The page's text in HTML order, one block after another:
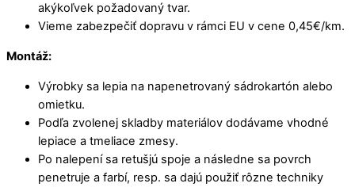
akýkoľvek požadovaný tvar.
Vieme zabezpečiť dopravu v rámci EU v cene 0,45€/km.
Montáž:
Výrobky sa lepia na napenetrovaný sádrokartón alebo
omietku.
Podľa zvolenej skladby materiálov dodávame vhodné
lepiace a tmeliace zmesy.
Po nalepení sa retušjú spoje a následne sa povrch
penetruje a farbí, resp. sa dajú použiť rôzne techniky